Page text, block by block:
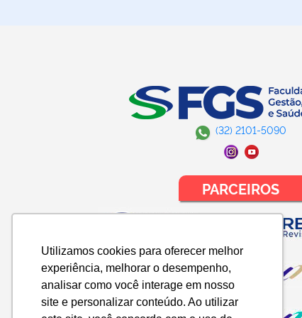
Utilizamos cookies para oferecer melhor
experiência, melhorar o desempenho,
analisar como você interage em nosso
site e personalizar conteúdo. Ao utilizar
(32) 2101-5090
PARCEIROS